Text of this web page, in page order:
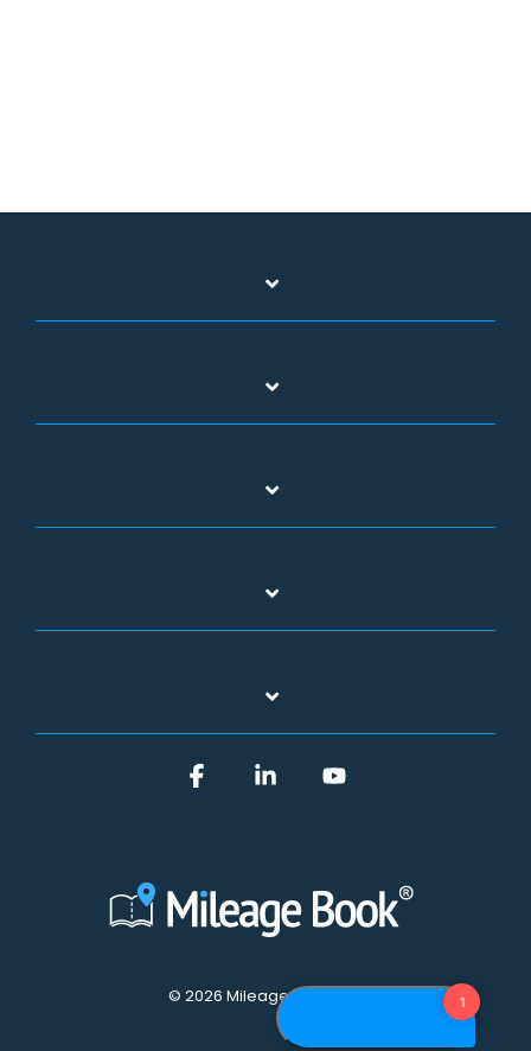
© 2026 Mileage Book A/S
FacebookLinkedin